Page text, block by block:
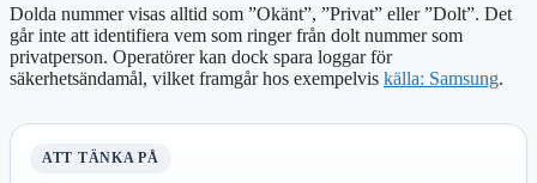
Dolda nummer visas alltid som ”Okänt”, ”Privat” eller ”Dolt”. Det
går inte att identifiera vem som ringer från dolt nummer som
privatperson. Operatörer kan dock spara loggar för
säkerhetsändamål, vilket framgår hos exempelvis källa: Samsung.
ATT TÄNKA PÅ